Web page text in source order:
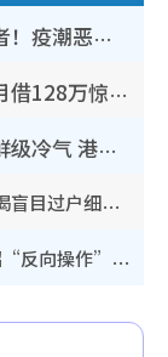
夺命寄生虫｜食生菜狂泻首现死者！疫潮恶化录1.8万宗病例 揭洗菜3大谬误
银行高管恋上水疗女技师！两个月借128万惊觉“沉船”沉落火海 揭背后疑似邪教操控卖淫
内地客夸港人不识老！揭港铁保鲜级冷气 港人求放过：别投诉
牙线棒乱用随时越清越糟糕！牙医惊揭盲目过户细菌恐致龋齿：这种才是日常真保养
WhatsApp预设贴图怎么删？揭秘1招“反向操作”还原简洁界面 附3步实测教程